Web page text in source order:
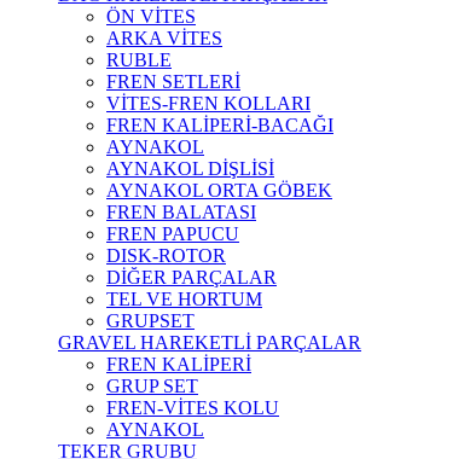
ÖN VİTES
ARKA VİTES
RUBLE
FREN SETLERİ
VİTES-FREN KOLLARI
FREN KALİPERİ-BACAĞI
AYNAKOL
AYNAKOL DİŞLİSİ
AYNAKOL ORTA GÖBEK
FREN BALATASI
FREN PAPUCU
DISK-ROTOR
DİĞER PARÇALAR
TEL VE HORTUM
GRUPSET
GRAVEL HAREKETLİ PARÇALAR
FREN KALİPERİ
GRUP SET
FREN-VİTES KOLU
AYNAKOL
TEKER GRUBU